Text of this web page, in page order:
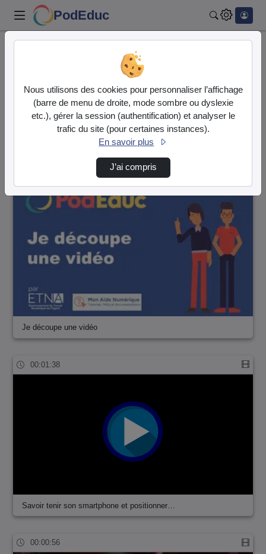
PodEduc
160 vidéos trouvées
Audio Vidéo
Direction de tri
Je découpe une vidéo
00:01:38
Savoir tenir son smartphone et positionner…
00:00:56
Nous utilisons des cookies pour personnaliser l’affichage
(barre de menu de droite, mode sombre ou dyslexie
etc.), gérer la session (authentification) et analyser le
trafic du site (pour certaines instances).
En savoir plus
J’ai compris